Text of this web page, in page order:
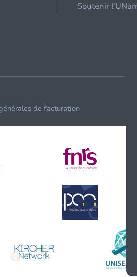
Soutenir
de facturation